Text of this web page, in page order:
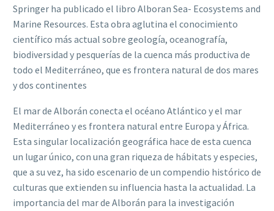
Springer ha publicado el libro Alboran Sea- Ecosystems and
Marine Resources. Esta obra aglutina el conocimiento
científico más actual sobre geología, oceanografía,
biodiversidad y pesquerías de la cuenca más productiva de
todo el Mediterráneo, que es frontera natural de dos mares
y dos continentes
El mar de Alborán conecta el océano Atlántico y el mar
Mediterráneo y es frontera natural entre Europa y África.
Esta singular localización geográfica hace de esta cuenca
un lugar único, con una gran riqueza de hábitats y especies,
que a su vez, ha sido escenario de un compendio histórico de
culturas que extienden su influencia hasta la actualidad. La
importancia del mar de Alborán para la investigación